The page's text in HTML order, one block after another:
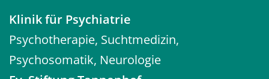
Klinik für Psychiatrie
Psychotherapie, Suchtmedizin,
Psychosomatik, Neurologie